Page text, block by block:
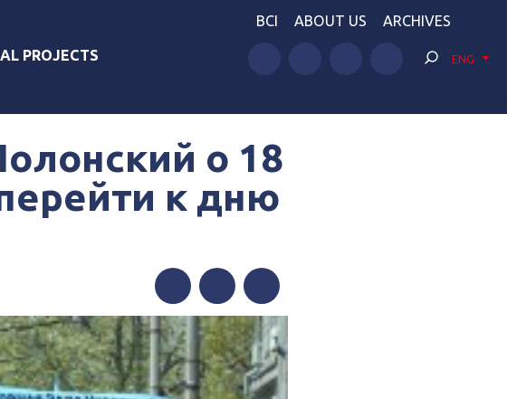
PROJECTS
BCI ABOUT US ARCHIVES
ENG
о 18
к дню
FacebookTwitterTelegram